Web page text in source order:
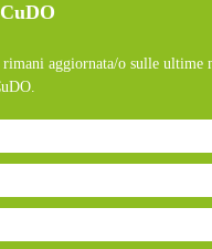
aggiornata/o sulle ultime